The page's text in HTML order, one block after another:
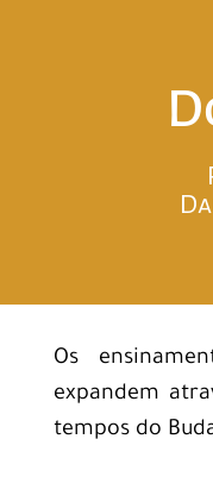
Os
expandem
tempos do